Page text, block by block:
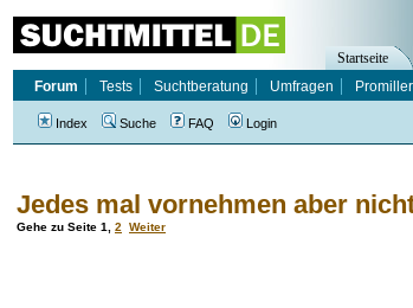
Jedes mal vornehmen aber
Gehe zu Seite 1 2 Weiter
Startseite
Forum
Tests Suchtberatung Umfragen
Index Suche FAQ Login